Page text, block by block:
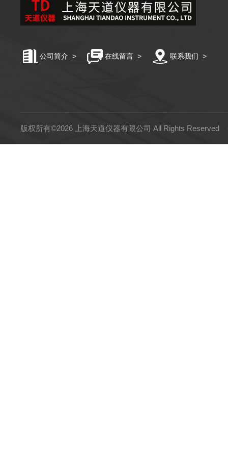
公司简介 > 在线留言 > 联系我们 >
版权所有©2026 上海天道仪器有限公司 All Rights Reserved